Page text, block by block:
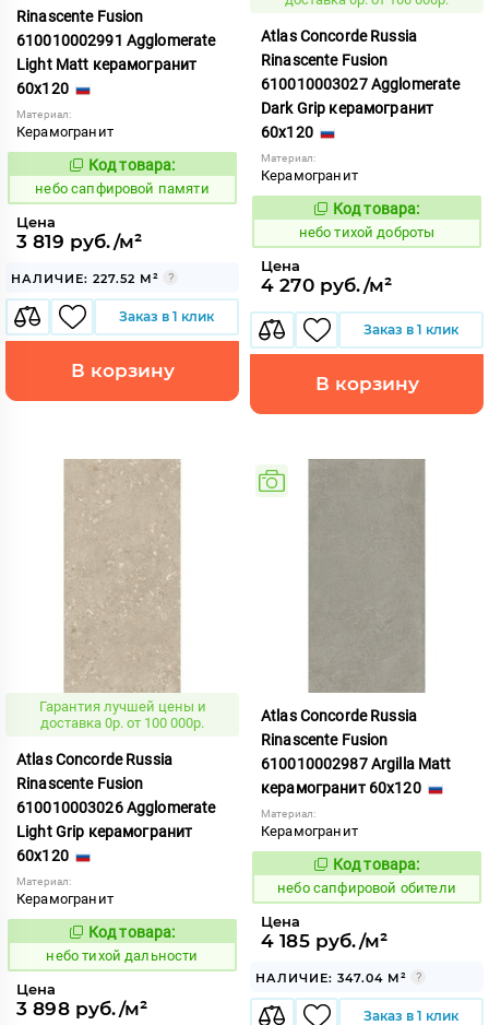
Rinascente Fusion
610010002991 Agglomerate
Light Matt керамогранит
60x120
Материал:
Керамогранит
1119568
Код товара:
небо сапфировой памяти
Цена
3 819 руб./м²
НАЛИЧИЕ: 227.52 М²
Заказ в 1 клик
В корзину
Atlas Concorde Russia
Rinascente Fusion
610010003027 Agglomerate
Dark Grip керамогранит
60x120
Материал:
Керамогранит
1122122
Код товара:
небо тихой доброты
Цена
4 270 руб./м²
Заказ в 1 клик
В корзину
Гарантия лучшей цены и
доставка 0р. от 100 000р.
Atlas Concorde Russia
Rinascente Fusion
610010003026 Agglomerate
Light Grip керамогранит
60x120
Материал:
Керамогранит
1122121
Код товара:
небо тихой дальности
Цена
3 898 руб./м²
Atlas Concorde Russia
Rinascente Fusion
610010002987 Argilla Matt
керамогранит 60x120
Материал:
Керамогранит
1119562
Код товара:
небо сапфировой обители
Цена
4 185 руб./м²
НАЛИЧИЕ: 347.04 М²
Заказ в 1 клик